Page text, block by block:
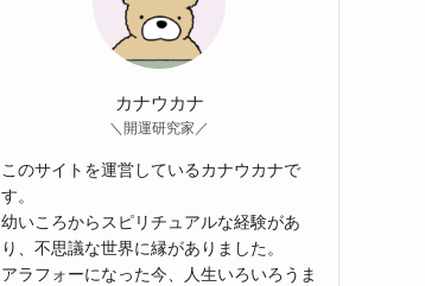
カナウカナ
＼開運研究家／
このサイトを運営しているカナウカナで
す。
幼いころからスピリチュアルな経験があ
り、不思議な世界に縁がありました。
アラフォーになった今、人生いろいろうま